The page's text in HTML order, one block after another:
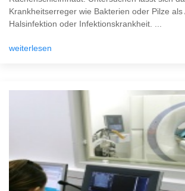
Krankheitserreger wie Bakterien oder Pilze
Halsinfektion oder Infektionskrankheit. ...
weiterlesen